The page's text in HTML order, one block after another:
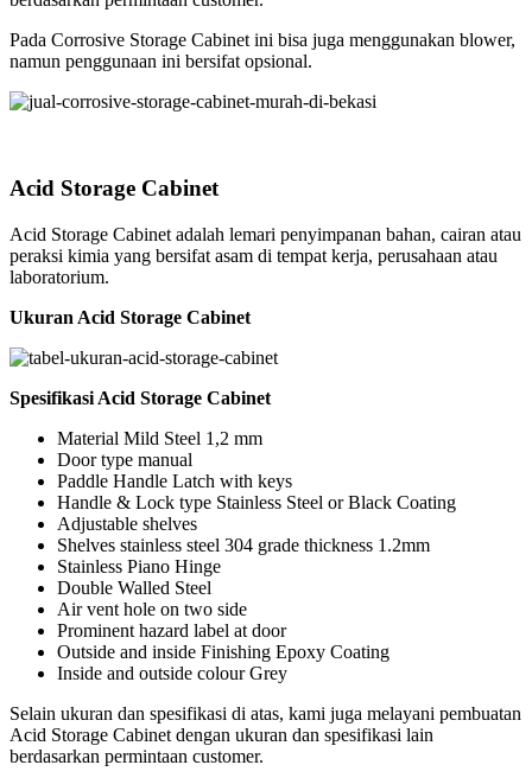
Pada Corrosive Storage Cabinet ini bisa juga menggunakan blower,
namun penggunaan ini bersifat opsional.
Acid Storage Cabinet
Acid Storage Cabinet adalah lemari penyimpanan bahan, cairan atau
peraksi kimia yang bersifat asam di tempat kerja, perusahaan atau
laboratorium.
Ukuran Acid Storage Cabinet
Spesifikasi Acid Storage Cabinet
Material Mild Steel 1,2 mm
Door type manual
Paddle Handle Latch with keys
Handle & Lock type Stainless Steel or Black Coating
Adjustable shelves
Shelves stainless steel 304 grade thickness 1.2mm
Stainless Piano Hinge
Double Walled Steel
Air vent hole on two side
Prominent hazard label at door
Outside and inside Finishing Epoxy Coating
Inside and outside colour Grey
Selain ukuran dan spesifikasi di atas, kami juga melayani pembuatan
Acid Storage Cabinet dengan ukuran dan spesifikasi lain
berdasarkan permintaan customer.